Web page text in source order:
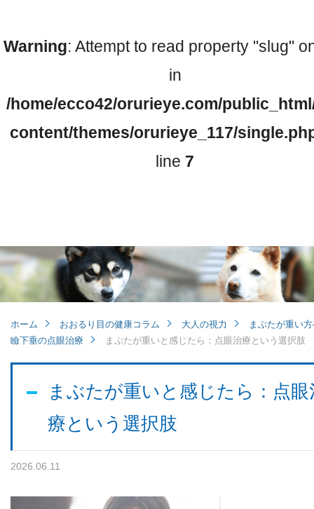
Warning: Attempt to read property "slug"
in
/home/ecco42/orurieye.com/
content/themes/orurieye_117/
line 7
ご予約について
子どもの近視
視能訓練士メッセージ
学会レポート
ホーム おおるり目の健康コラム 大人の視力
まぶたが重い
瞼下垂の点眼治療
まぶたが重いと感じたら：点眼治療という選択肢
まぶたが重いと感じたら：点眼
療という選択肢
2026.06.11